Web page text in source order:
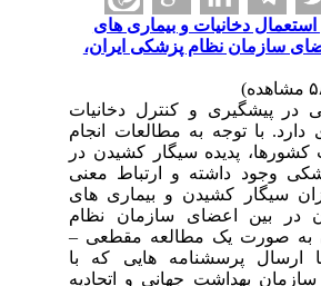
دخانیات و بیماری های
سازمان نظام پزشکی ایران،
در پیشگیری و کنترل دخانیات
با توجه به مطالعات انجام
پدیده سیگار کشیدن در
وجود داشته و ارتباط معنی
سیگار کشیدن و بیماری های
در بین اعضای سازمان نظام
به صورت یک مطالعه مقطعی –
پرسشنامه هایی که با
سازمان بهداشت جهانی و اتحادیه